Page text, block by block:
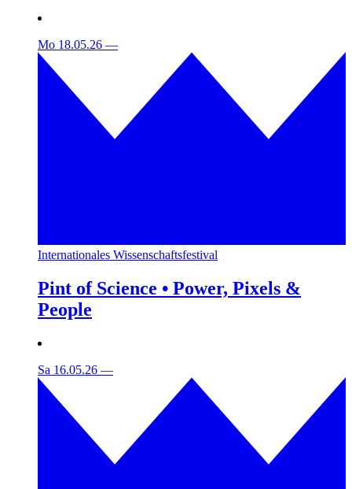
Mo 18.05.26 —
Internationales Wissenschaftsfestival
Pint of Science • Power, Pixels &
People
Sa 16.05.26 —